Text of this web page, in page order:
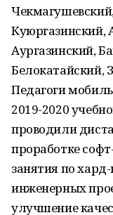
Куюргазинский,
Аургазинский,
Белокатайский,
Педагоги
2019-2020
проводили
проработке
занятия по
инженерных
улучшение